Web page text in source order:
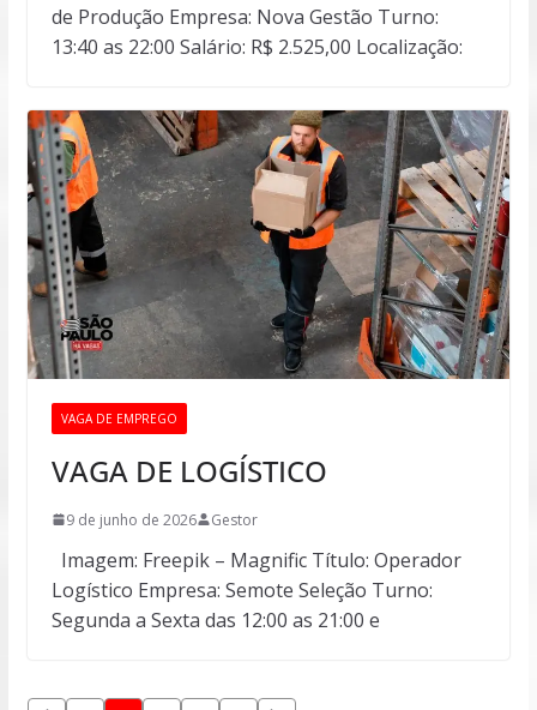
de Produção Empresa: Nova Gestão Turno:
13:40 as 22:00 Salário: R$ 2.525,00 Localização:
VAGA DE EMPREGO
VAGA DE LOGÍSTICO
9 de junho de 2026 Gestor
Imagem: Freepik – Magnific Título: Operador
Logístico Empresa: Semote Seleção Turno:
Segunda a Sexta das 12:00 as 21:00 e